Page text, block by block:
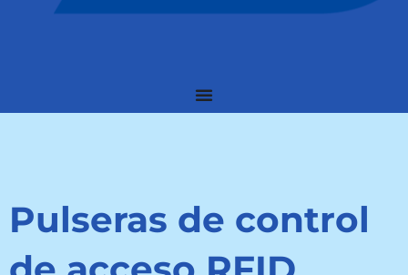
Pulseras de control